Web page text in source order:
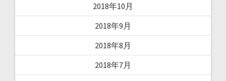
2018年10月
2018年9月
2018年8月
2018年7月